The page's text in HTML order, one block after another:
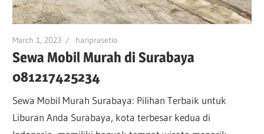
March 1, 2023 hariprasetio
Sewa Mobil Murah di Surabaya
081217425234
Sewa Mobil Murah Surabaya: Pilihan Terbaik untuk
Liburan Anda Surabaya, kota terbesar kedua di